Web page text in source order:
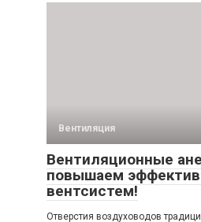
Вентиляция
Вентиляционные
повышаем
вентсистем!
Отверстия воздуховодов